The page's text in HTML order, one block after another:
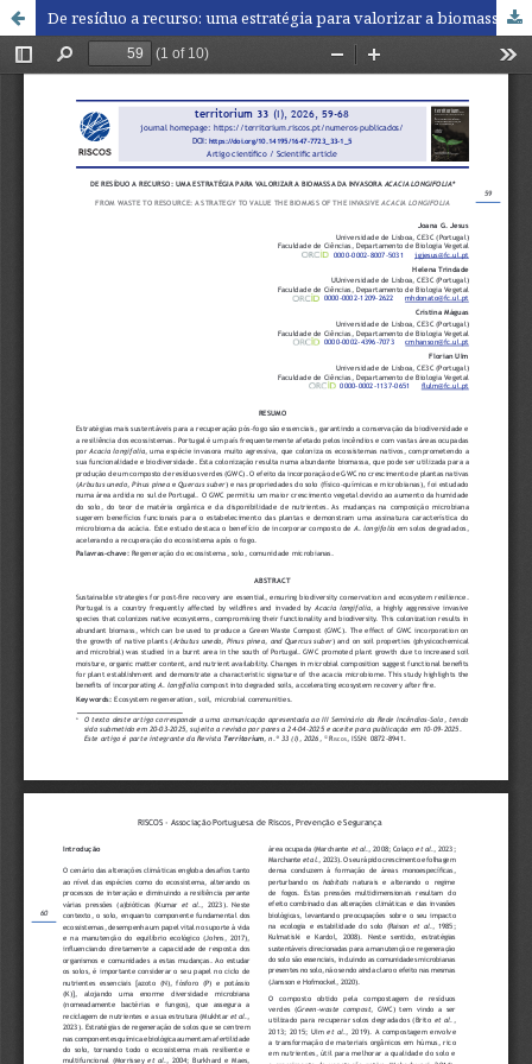
De resíduo a recurso: uma estratégia para valorizar a biomassa da invasora acacia longifolia